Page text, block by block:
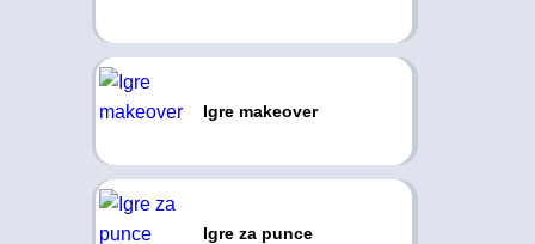
Igre makeover
Igre za punce